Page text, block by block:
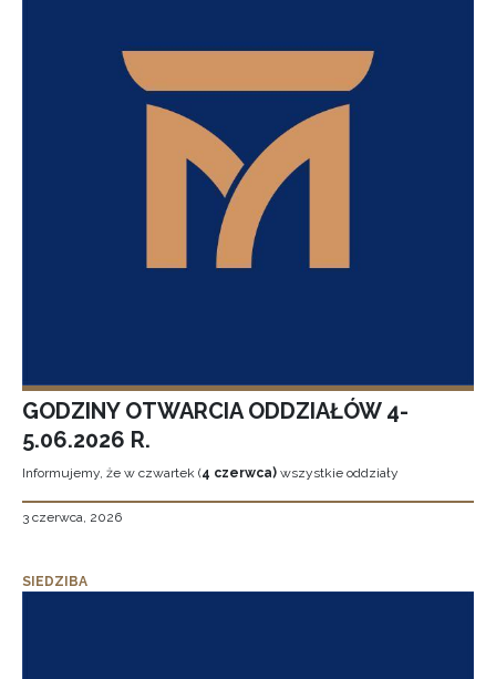
GODZINY OTWARCIA ODDZIAŁÓW 4-
5.06.2026 R.
Informujemy, że w czwartek (4 czerwca) wszystkie oddziały
3 czerwca, 2026
SIEDZIBA